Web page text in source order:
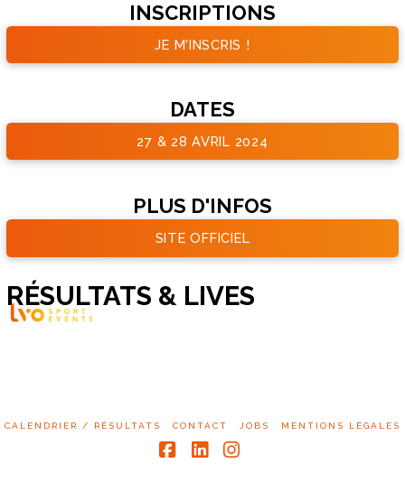
INSCRIPTIONS
JE M'INSCRIS !
DATES
27 & 28 AVRIL 2024
PLUS D'INFOS
SITE OFFICIEL
RÉSULTATS & LIVES
CALENDRIER / RÉSULTATS CONTACT JOBS MENTIONS LÉGALES